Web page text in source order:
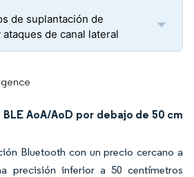
de suplantación de
de canal lateral
AoA/AoD por debajo de 50 cm
Bluetooth con un precio cercano a
precisión inferior a 50 centímetros